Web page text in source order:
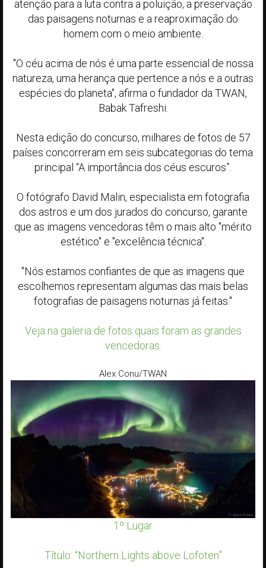
atenção para a luta contra a poluição, a preservação
das paisagens noturnas e a reaproximação do
homem com o meio ambiente.
"O céu acima de nós é uma parte essencial de nossa
natureza, uma herança que pertence a nós e a outras
espécies do planeta", afirma o fundador da TWAN,
Babak Tafreshi.
Nesta edição do concurso, milhares de fotos de 57
países concorreram em seis subcategorias do tema
principal “A importância dos céus escuros”.
O fotógrafo David Malin, especialista em fotografia
dos astros e um dos jurados do concurso, garante
que as imagens vencedoras têm o mais alto "mérito
estético" e "excelência técnica".
"Nós estamos confiantes de que as imagens que
escolhemos representam algumas das mais belas
fotografias de paisagens noturnas já feitas."
Veja na galeria de fotos quais foram as grandes
vencedoras.
Alex Conu/TWAN
1º Lugar
Título: “Northern Lights above Lofoten”